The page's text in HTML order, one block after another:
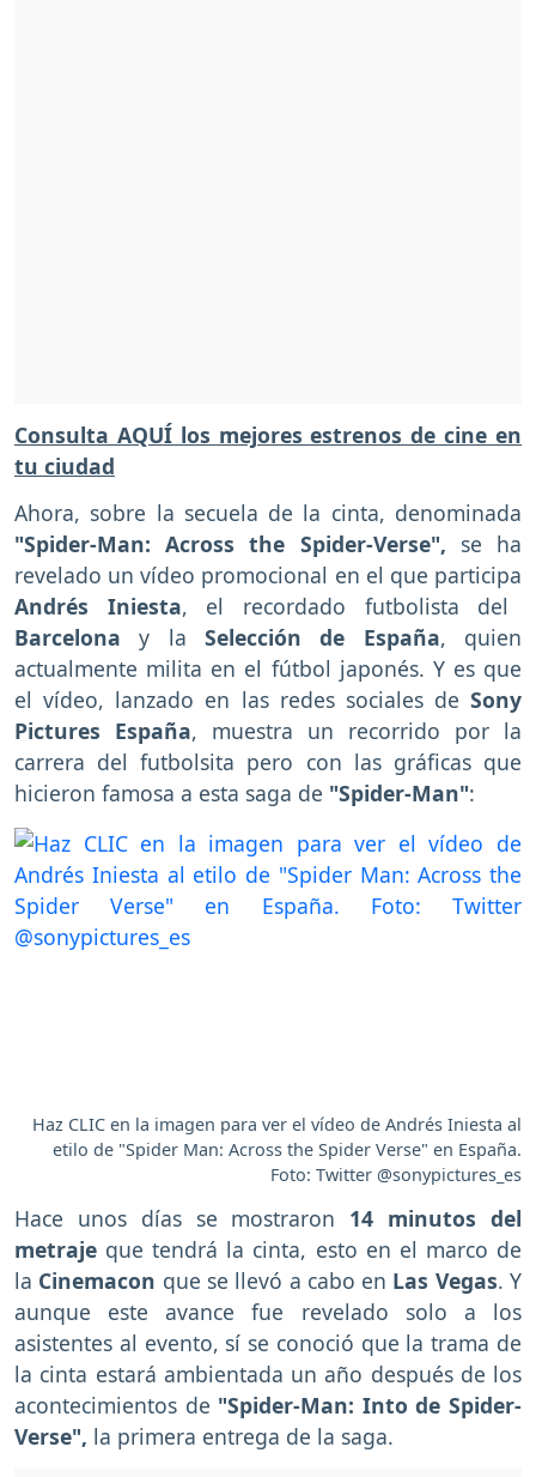
Consulta AQUÍ los mejores estrenos de cine en
tu ciudad
Ahora, sobre la secuela de la cinta, denominada
"Spider-Man: Across the Spider-Verse", se ha
revelado un vídeo promocional en el que participa
Andrés Iniesta, el recordado futbolista del
Barcelonay laSelección de España, quien
actualmente milita en el fútbol japonés. Y es que
el vídeo, lanzado en las redes sociales de Sony
Pictures España, muestra un recorrido por la
carrera del futbolsita pero con las gráficas que
hicieron famosa a esta saga de "Spider-Man":
Haz CLIC en la imagen para ver el vídeo de Andrés Iniesta al
etilo de "Spider Man: Across the Spider Verse" en España.
Foto: Twitter @sonypictures_es
Hace unos días se mostraron 14 minutos del
metraje que tendrá la cinta, esto en el marco de
la Cinemacon que se llevó a cabo en Las Vegas. Y
aunque este avance fue revelado solo a los
asistentes al evento, sí se conoció que la trama de
la cinta estará ambientada un año después de los
acontecimientos de "Spider-Man: Into de Spider-
Verse", la primera entrega de la saga.